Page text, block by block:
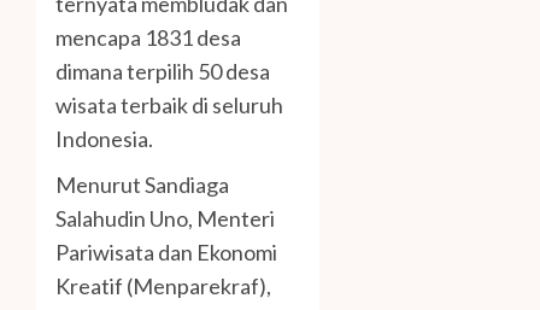
mencapa 1831 desa
dimana terpilih 50 desa
wisata terbaik di seluruh
Indonesia.
Menurut Sandiaga
Salahudin Uno, Menteri
Pariwisata dan Ekonomi
Kreatif (Menparekraf),